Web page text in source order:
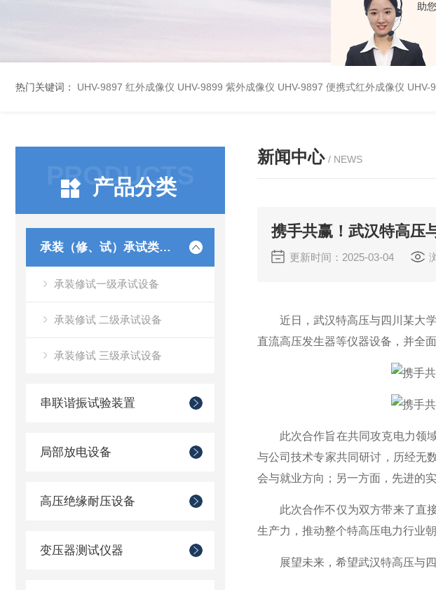
助
热门关键词： UHV-9897 红外成像仪 UHV-9899 紫外成像仪 UHV-9897 便携式红外成像仪 UHV-
PRODUCTS
产品分类
承装（修、试）承试类仪器
承装修试一级承试设备
承装修试 二级承试设备
承装修试 三级承试设备
串联谐振试验装置
局部放电设备
高压绝缘耐压设备
变压器测试仪器
新闻中心 / NEWS
携手共赢！武汉特高压
更新时间：2025-03-04
近日，武汉特高压与四川某大
直流高压发生器等仪器设备，并全
此次合作旨在共同攻克电力领
与公司技术专家共同研讨，历经无
会与就业方向；另一方面，先进的
此次合作不仅为双方带来了直
生产力，推动整个特高压电力行业
展望未来，希望武汉特高压与